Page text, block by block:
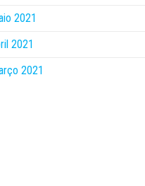
2021
2021
2021